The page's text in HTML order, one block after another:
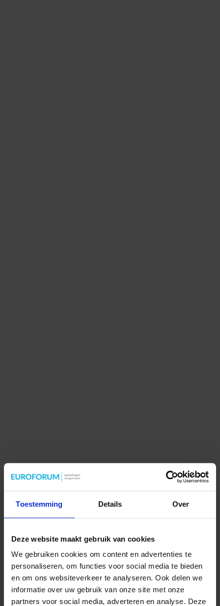
Toestemming Details Over
Deze website maakt gebruik van cookies
We gebruiken cookies om content en advertenties te
personaliseren, om functies voor social media te bieden
en om ons websiteverkeer te analyseren. Ook delen we
informatie over uw gebruik van onze site met onze
partners voor social media, adverteren en analyse. Deze